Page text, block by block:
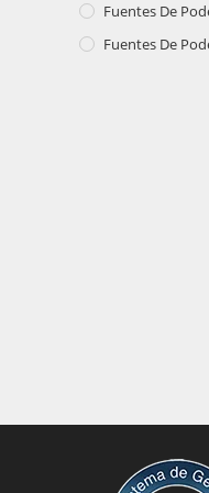
Fuentes De
Fuentes De